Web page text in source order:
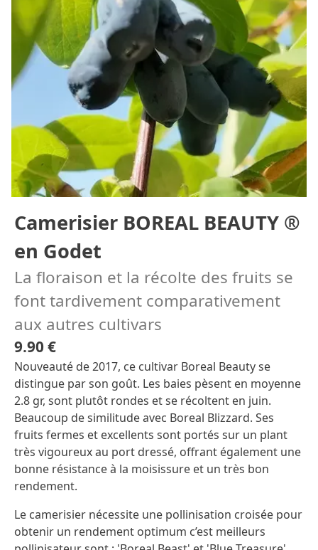
Camerisier BOREAL BEAUTY ®
en Godet
La floraison et la récolte des fruits se
font tardivement comparativement
aux autres cultivars
9.90 €
Nouveauté de 2017, ce cultivar Boreal Beauty se
distingue par son goût. Les baies pèsent en moyenne
2.8 gr, sont plutôt rondes et se récoltent en juin.
Beaucoup de similitude avec Boreal Blizzard. Ses
fruits fermes et excellents sont portés sur un plant
très vigoureux au port dressé, offrant également une
bonne résistance à la moisissure et un très bon
rendement.
Le camerisier nécessite une pollinisation croisée pour
obtenir un rendement optimum c’est meilleurs